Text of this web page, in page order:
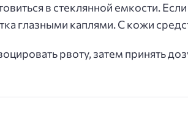
в стеклянной емкости. Если
глазными каплями. С кожи
рвоту, затем принять